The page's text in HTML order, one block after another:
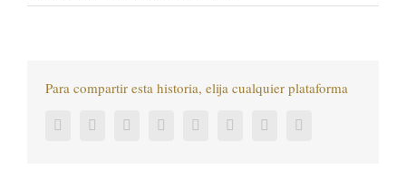
Para compartir esta historia, elija cualquier plataforma
FacebookTwitter LinkedInReddit Tumblr Pinterest